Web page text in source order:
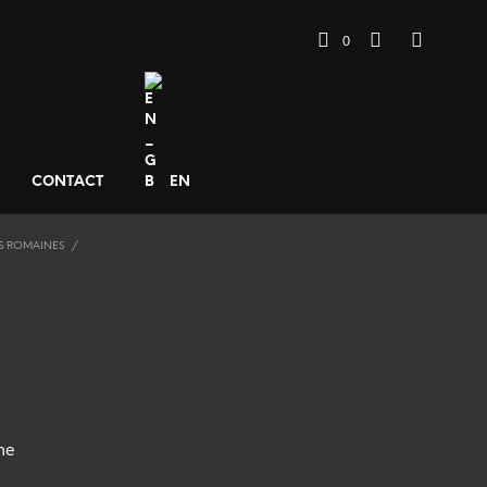
CONTACT EN
0
ROMAINES
/